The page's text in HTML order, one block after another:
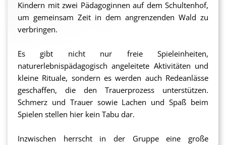
Kindern mit zwei Pädagoginnen auf dem Schultenhof,
um gemeinsam Zeit in dem angrenzenden Wald zu
verbringen.
Es gibt nicht nur freie Spieleinheiten,
naturerlebnispädagogisch angeleitete Aktivitäten und
kleine Rituale, sondern es werden auch Redeanlässe
geschaffen, die den Trauerprozess unterstützen.
Schmerz und Trauer sowie Lachen und Spaß beim
Spielen stellen hier kein Tabu dar.
Inzwischen herrscht in der Gruppe eine große